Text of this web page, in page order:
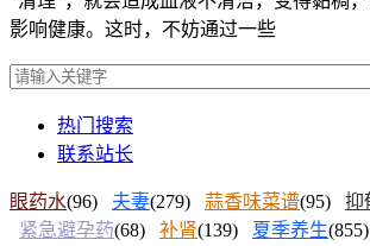
影响健康。这时，不妨通过一些
热门搜索
联系站长
眼药水(96) 夫妻(279) 蒜香味菜谱(95) 抑
紧急避孕药(68) 补肾(139) 夏季养生